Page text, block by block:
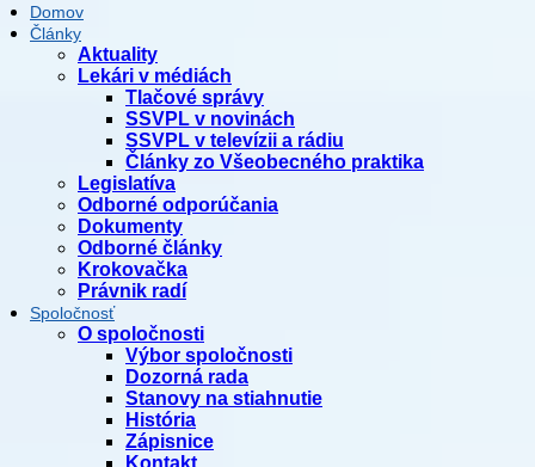
Domov
Články
Aktuality
Lekári v médiách
Tlačové správy
SSVPL v novinách
SSVPL v televízii a rádiu
Články zo Všeobecného praktika
Legislatíva
Odborné odporúčania
Dokumenty
Odborné články
Krokovačka
Právnik radí
Spoločnosť
O spoločnosti
Výbor spoločnosti
Dozorná rada
Stanovy na stiahnutie
História
Zápisnice
Kontakt